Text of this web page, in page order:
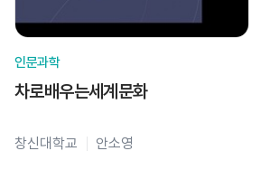
인문과학
차로배우는세계문화
창신대학교 안소영